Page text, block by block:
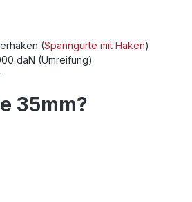
(Spanngurte mit Haken)
daN (Umreifung)
35mm?